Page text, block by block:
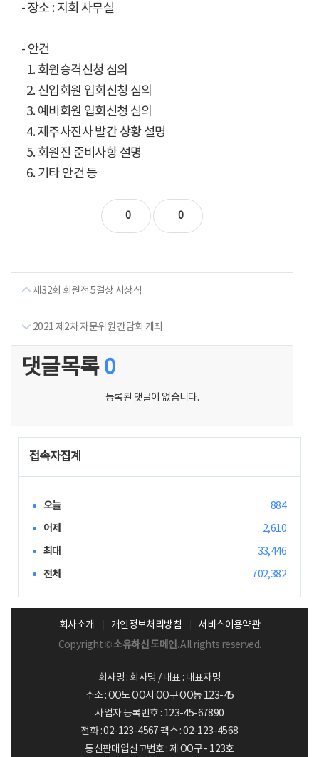
- 장소 : 지회 사무실
- 안건
1. 회원승격신청 심의
2. 신입회원 입회신청 심의
3. 예비회원 입회신청 심의
4. 제주사진사 발간 상황 설명
5. 회원전 준비사항 설명
6. 기타 안건 등
0 0
제32회 회원전 5걸상 시상식
2021 제2차 자문위원 간담회 개최
댓글목록 0
등록된 댓글이 없습니다.
접속자집계
오늘
884
어제
2,610
최대
33,446
전체
702,382
회사소개 개인정보처리방침
서비스이용약관
Copyright ©소유하신 도메인.All rights reserved.
회사명 : 회사명 / 대표 : 대표자명
주소 : OO도 OO시 OO구 OO동 123-45
사업자 등록번호 : 123-45-67890
전화 : 02-123-4567 팩스 : 02-123-4568
통신판매업신고번호 : 제 OO구 - 123호